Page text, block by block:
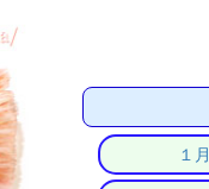
１月